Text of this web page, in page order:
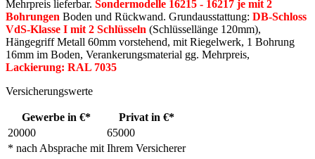
Mehrpreis lieferbar. Sondermodelle 16215 - 16217 je mit 2
Bohrungen Boden und Rückwand. Grundausstattung: DB-Schloss
VdS-Klasse I mit 2 Schlüsseln (Schlüssellänge 120mm),
Hängegriff Metall 60mm vorstehend, mit Riegelwerk, 1 Bohrung
16mm im Boden, Verankerungsmaterial gg. Mehrpreis,
Lackierung: RAL 7035
Versicherungswerte
Gewerbe in €* Privat in €*
* nach Absprache mit Ihrem Versicherer
20000 65000